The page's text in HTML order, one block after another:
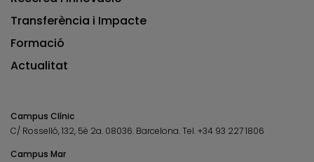
Transferència i Impacte
Formació
Actualitat
Campus Clínic
C/ Rosselló, 132, 5è 2a. 08036. Barcelona.Tel.+34 93 227 1806
Campus Mar